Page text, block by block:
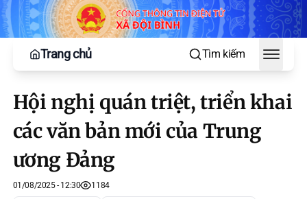
Trang chủ Tìm kiếm
Toggle
Hội nghị quán triệt, triển khai
các văn bản mới của Trung
ương Đảng
01/08/2025 - 12:30 1184